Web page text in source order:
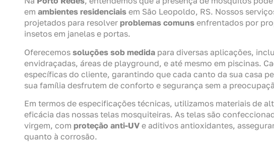
em ambientes residenciais em São Leopoldo, RS. Nossos
projetados para resolver problemas comuns enfrentados por
insetos em janelas e portas.
Oferecemos soluções sob medida para diversas aplicações,
envidraçadas, áreas de playground, e até mesmo em piscinas.
específicas do cliente, garantindo que cada canto da sua casa
sua família desfrutem de conforto e segurança sem a
Em termos de especificações técnicas, utilizamos materiais de
eficácia das nossas telas mosquiteiras. As telas são
virgem, com proteção anti-UV e aditivos antioxidantes,
quanto à corrosão.